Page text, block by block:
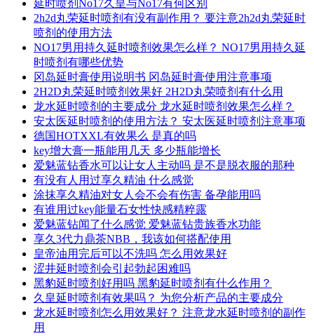
延时喷剂No17久皇与No17有何区别
2h2d丸荣延时喷剂有没有副作用？ 要注意2h2d丸荣延时
喷剂的使用方法
NO17男用持久延时喷剂效果怎么样？ NO17男用持久延
时喷剂有哪些优势
冈岛延时膏使用说明书 冈岛延时膏使用注意事项
2H2D丸荣延时喷剂效果好 2H2D丸荣喷剂有什么用
龙水延时喷剂的主要成分 龙水延时喷剂效果怎么样？
安太医延时喷剂的使用方法？ 安太医延时喷剂注意事项
德国HOTXXL有效果么 是真的吗
key增大膏一瓶能用几天 多少瓶能增长
爱魅蓝钻香水可以让女人主动吗 是不是脱衣服的那种
有没有人用过享久精油 什么感觉
涂抹享久精油对女人会不会有伤害 备孕能用吗
有谁用过key能量石女性快感精粹露
爱魅蓝钻闻了什么感觉 爱魅蓝钻贵族香水功能
享久3代力鼎茶NBB，我该如何搭配使用
皇帝油用完后可以不洗吗 怎么用效果好
涩井延时喷剂会引起勃起困难吗
黑豹延时喷剂好用吗 黑豹延时喷剂有什么作用？
久皇延时喷剂有效果吗？ 为您分析产品的主要成分
龙水延时喷剂怎么用效果好？ 注意龙水延时喷剂的副作
用